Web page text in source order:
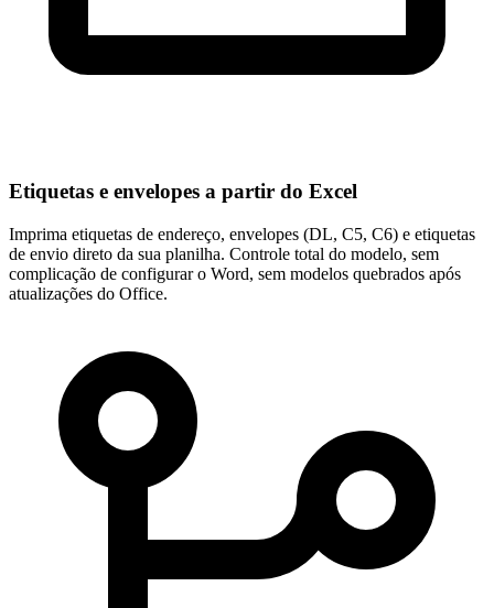
Etiquetas e envelopes a partir do Excel
Imprima etiquetas de endereço, envelopes (DL, C5, C6) e etiquetas
de envio direto da sua planilha. Controle total do modelo, sem
complicação de configurar o Word, sem modelos quebrados após
atualizações do Office.